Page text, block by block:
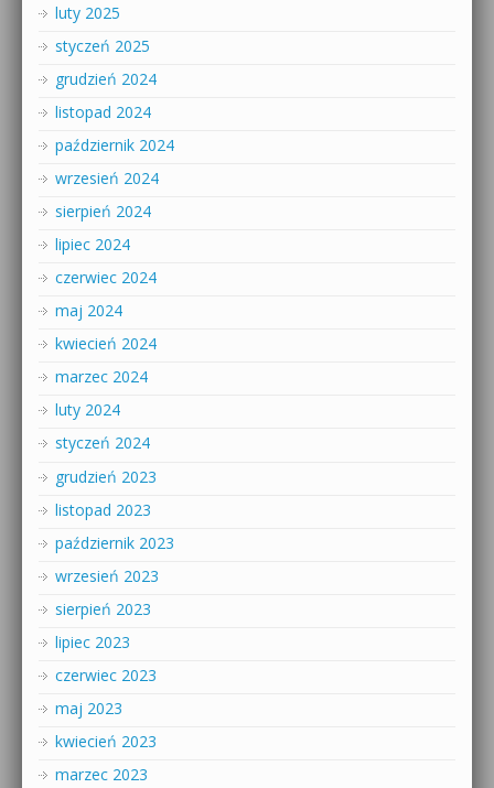
luty 2025
styczeń 2025
grudzień 2024
listopad 2024
październik 2024
wrzesień 2024
sierpień 2024
lipiec 2024
czerwiec 2024
maj 2024
kwiecień 2024
marzec 2024
luty 2024
styczeń 2024
grudzień 2023
listopad 2023
październik 2023
wrzesień 2023
sierpień 2023
lipiec 2023
czerwiec 2023
maj 2023
kwiecień 2023
marzec 2023